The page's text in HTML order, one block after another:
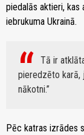
piedalās aktieri, kas
iebrukuma Ukrainā.
Tā ir
pieredzēto karā,
nākotni.
Pēc katras izrādes